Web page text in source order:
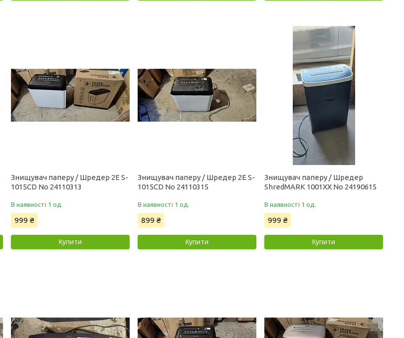
Знищувач паперу / Шредер 2E S-
1015CD No 24110313
В наявності 1 од.
999 ₴
Купити
Знищувач паперу / Шредер 2E S-
1015CD No 24110315
В наявності 1 од.
899 ₴
Купити
Знищувач паперу / Шредер
ShredMARK 1001XX No 24190615
В наявності 1 од.
999 ₴
Купити